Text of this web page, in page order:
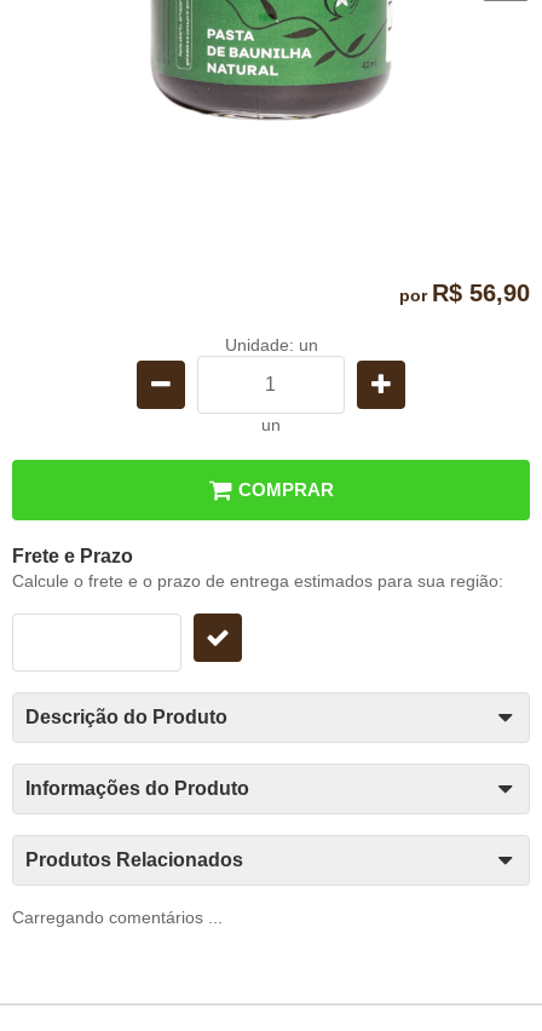
por R$ 56,90
Unidade: un
un
COMPRAR
Frete e Prazo
Calcule o frete e o prazo de entrega estimados para sua região:
Descrição do Produto
Informações do Produto
Produtos Relacionados
Carregando comentários ...